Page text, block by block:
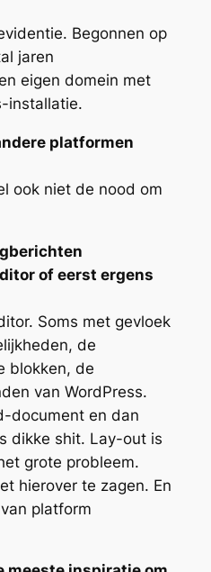
Begonnen op
jaren
eigen domein met
installatie.
platformen
ook niet de nood om
of eerst ergens
Soms met gevloek
de
blokken, de
van WordPress.
document en dan
dikke shit. Lay-out is
grote probleem.
hierover te zagen. En
platform